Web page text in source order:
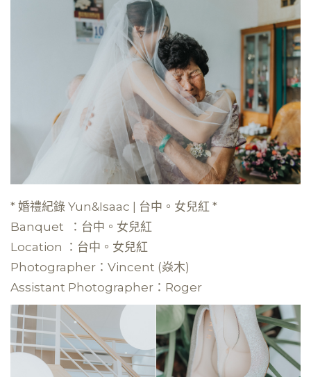
* 婚禮紀錄 Yun&Isaac | 台中。女兒紅 *
Banquet ：台中。女兒紅
Location ：台中。女兒紅
Photographer：Vincent (焱木)
Assistant Photographer：Roger